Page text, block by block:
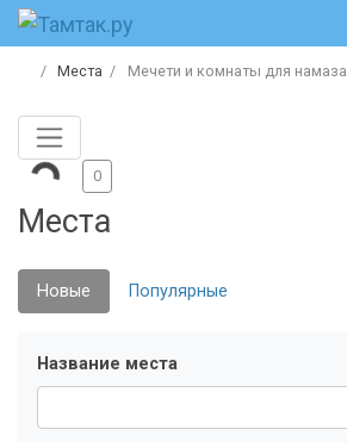
Места Мечети и комнаты для намаза
Места
0
Новые Популярные
Название места